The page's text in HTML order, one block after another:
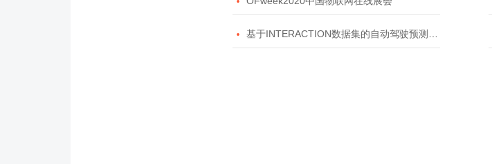
 基于INTERACTION数据集的自动驾驶预测模型挑战赛